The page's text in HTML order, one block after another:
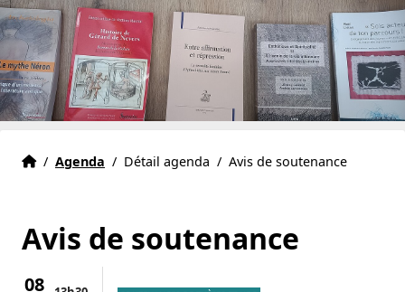
Accueil
Accueil
/ Agenda / Détail agenda / Avis de soutenance
Avis de soutenance
08